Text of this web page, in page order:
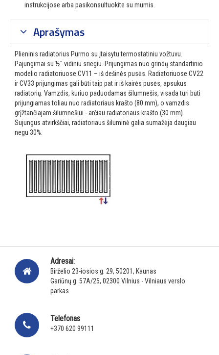
instrukcijose arba pasikonsultuokite su mumis.
Aprašymas
Plieninis radiatorius Purmo su įtaisytu termostatiniu vožtuvu.
Pajungimai su ½″ vidiniu sriegiu. Prijungimas nuo grindų standartinio
modelio radiatoriuose CV11 – iš dešinės pusės. Radiatoriuose CV22
ir CV33 prijungimas gali būti taip pat ir iš kairės pusės, apsukus
radiatorių. Vamzdis, kuriuo paduodamas šilumnešis, visada turi būti
prijungiamas toliau nuo radiatoriaus krašto (80 mm), o vamzdis
grįžtančiajam šilumnešiui - arčiau radiatoriaus krašto (30 mm).
Sujungus atvirkščiai, radiatoriaus šiluminė galia sumažėja daugiau
negu 30%.
Adresai:
Birželio 23-iosios g. 29, 50201, Kaunas
Gariūnų g. 57A/25, 02300 Vilnius - Vilniaus verslo
parkas
Telefonas
+370 620 99111